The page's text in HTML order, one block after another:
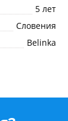
5 лет
Словения
Belinka